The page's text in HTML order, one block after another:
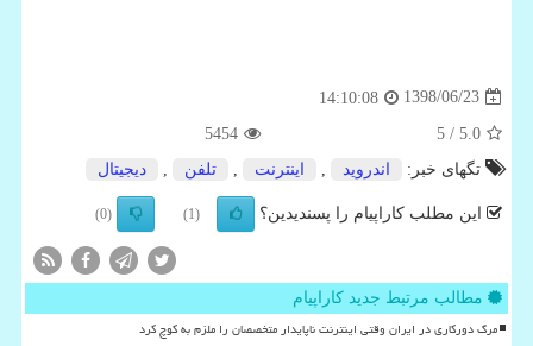
1398/06/23
14:10:08
5.0
/ 5
5454
تگهای خبر:
اندروید اینترنت تلفن دیجیتال
این مطلب کاراپیام را پسندیدین؟ (1)
(0)
مطالب مرتبط جدید کاراپیام
مرگ دورکاری در ایران وقتی اینترنت ناپایدار متخصصان را ملزم به کوچ کرد